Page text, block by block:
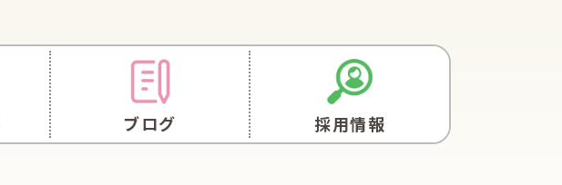
ブログ 採用情報